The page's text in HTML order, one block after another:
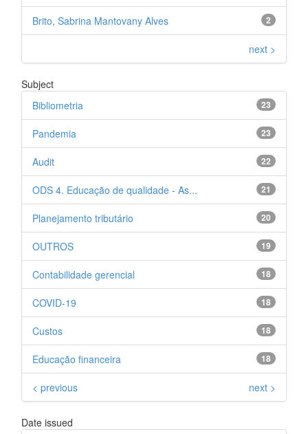
2
Brito, Sabrina Mantovany Alves
next >
Subject
23
Bibliometria
23
Pandemia
22
Audit
21
ODS 4. Educação de qualidade - As...
20
Planejamento tributário
19
OUTROS
18
Contabilidade gerencial
18
COVID-19
18
Custos
18
Educação financeira
< previous next >
Date issued